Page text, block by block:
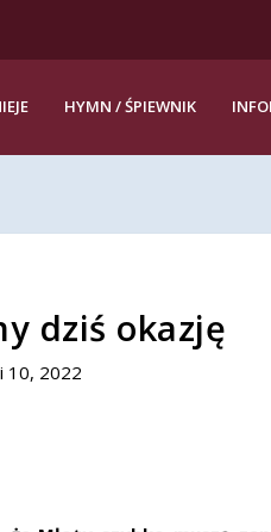
HYMN / ŚPIEWNIK
dziś okazję
10, 2022